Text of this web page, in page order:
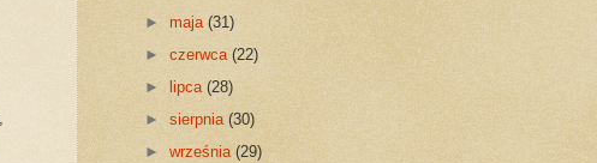
► maja(31)
►czerwca(22)
►
lipca(28)
►sierpnia(30)
►września(29)